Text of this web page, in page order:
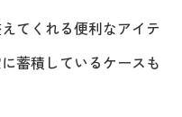
てくれる便利なアイテ
蓄積しているケースも